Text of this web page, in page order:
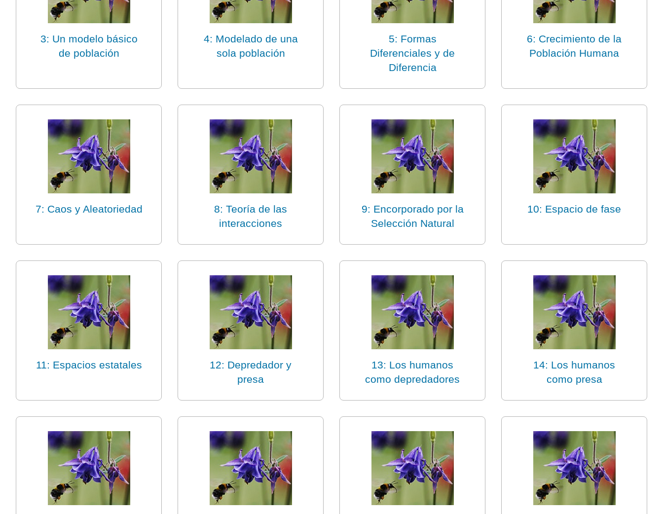
3: Un modelo básico
de población
4: Modelado de una
sola población
5: Formas
Diferenciales y de
Diferencia
6: Crecimiento de la
Población Humana
7: Caos y Aleatoriedad
8: Teoría de las
interacciones
9: Encorporado por la
Selección Natural
10: Espacio de fase
11: Espacios estatales
12: Depredador y
presa
13: Los humanos
como depredadores
14: Los humanos
como presa